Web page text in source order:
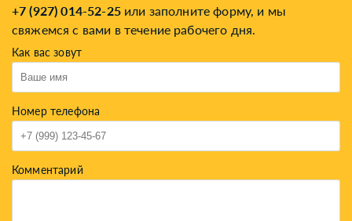
+7 (927) 014-52-25или заполните форму, и мы
свяжемся с вами в течение рабочего дня.
Как вас зовут
Номер телефона
Комментарий